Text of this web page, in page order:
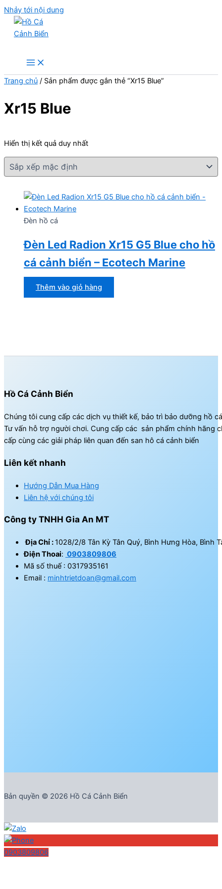
Nhảy tới nội dung
Trang chủ / Sản phẩm được gắn thẻ “Xr15 Blue”
Xr15 Blue
Hiển thị kết quả duy nhất
Đèn hồ cá
Đèn Led Radion Xr15 G5 Blue cho hồ
cá cảnh biển – Ecotech Marine
Thêm vào giỏ hàng
Hồ Cá Cảnh Biển
Chúng tôi cung cấp các dịch vụ thiết kế, bảo trì bảo dưỡng hồ
Tư vấn hỗ trợ người chơi. Cung cấp các sản phẩm chính hãng
cấp cùng các giải pháp liên quan đến san hô cá cảnh biển
Liên kết nhanh
Hướng Dẫn Mua Hàng
Liên hệ với chúng tôi
Công ty TNHH Gia An MT
Địa Chỉ :1028/2/8 Tân Kỳ Tân Quý, Bình Hưng Hòa, Bình
Điện Thoai: 0903809806
Mã số thuế : 0317935161
Email : minhtrietdoan@gmail.com
Bản quyền © 2026 Hồ Cá Cảnh Biển
0903809806